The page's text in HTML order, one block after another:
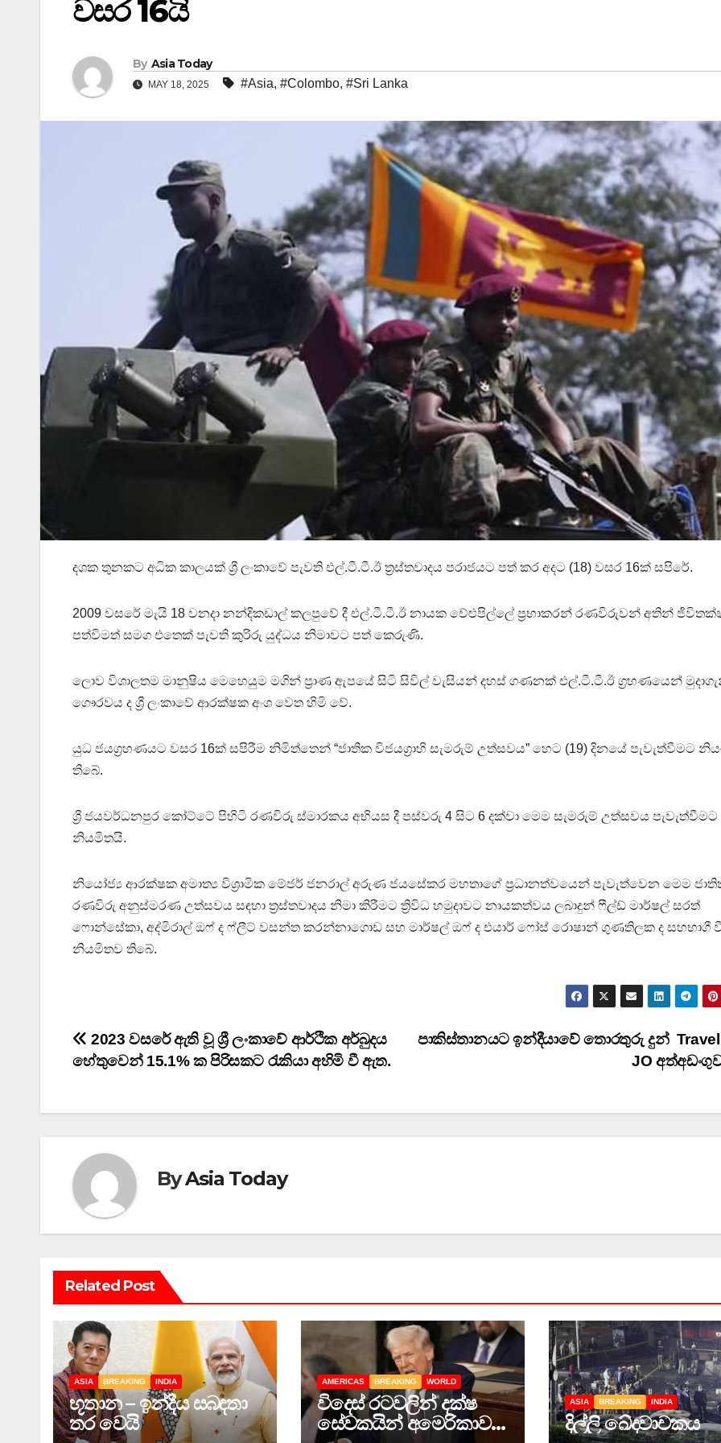
වසර 16යි
By Asia Today
MAY 18, 2025 #Asia, #Colombo, #Sri Lanka
දශක තුනකට අධික කාලයක් ශ්‍රී ලංකාවේ පැවති එල්.ටී.ටී.ඊ ත්‍රස්තවාදය පරාජයට පත් කර අදට (18) වසර 16ක් සපිරේ.
2009 වසරේ මැයි 18 වනදා නන්දිකඩාල් කලපුවේ දී එල්.ටී.ටී.ඊ නායක වේළුපිල්ලේ ප්‍රභාකරන් රණවිරුවන් අතින්
පත්විමත් සමග එතෙක් පැවති කුරිරු යුද්ධය නිමාවට පත් කෙරුණි.
ලොව විශාලතම මානුෂිය මෙහෙයුම මගින් ප්‍රාණ ඇපයේ සිටි සිවිල් වැසියන් දහස් ගණනක් එල්.ටී.ටී.ඊ ග්‍රහණයෙන්
ගෞරවය ද ශ්‍රී ලංකාවේ ආරක්ෂක අංශ වෙත හිමි වේ.
යුධ ජයග්‍රහණයට වසර 16ක් සපිරීම නිමිත්තෙන් “ජාතික විජයග්‍රාහි සැමරුම් උත්සවය” හෙට (19) දිනයේ පැවැත්වීමට
තිබේ.
ශ්‍රී ජයවර්ධනපුර කෝට්ටේ පිහිටි රණවිරු ස්මාරකය අභියස දී පස්වරු 4 සිට 6 දක්වා මෙම සැමරුම් උත්සවය පැවැත්වීමට
නියමිතයි.
නියෝජ්‍ය ආරක්ෂක අමාත්‍ය විශ්‍රාමික මේජර් ජනරාල් අරුණ ජයසේකර මහතාගේ ප්‍රධානත්වයෙන් පැවැත්වෙන මෙම
රණවිරු අනුස්මරණ උත්සවය සඳහා ත්‍රස්තවාදය නිමා කිරීමට ත්‍රිවිධ හමුදාවට නායකත්වය ලබාදුන් ෆීල්ඩ් මාර්ෂල් සරත්
ෆොන්සේකා, අද්මිරාල් ඔෆ් ද ෆ්ලීට් වසන්ත කරන්නාගොඩ සහ මාර්ෂල් ඔෆ් ද එයාර් ෆෝස් රොෂාන් ගුණතිලක ද සහභාගී
නියමිතව තිබේ.
Post
navigation
පාකිස්තානයට ඉන්දීයාවේ තොරතුරු දුන් Travel
JO
2023 වසරේ ඇති වූ ශ්‍රී ලංකාවේ ආර්ථික අර්බුදය
හේතුවෙන් 15.1% ක පිරිසකට රැකියා අහිමි වී ඇත.
ByAsia Today
Related Post
ASIA BREAKING INDIA
භූතාන – ඉන්දීය සබඳතා
තර වෙයි
AMERICAS BREAKING WORLD
විදෙස් රටවලින් දක්ෂ
සේවකයින් අමෙරිකාවට
ASIA BREAKING INDIA
දිල්ලි ඛේදවාචකය